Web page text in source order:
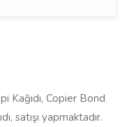
Kağıdı, Copier Bond
satışı yapmaktadır.